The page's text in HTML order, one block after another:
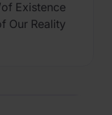
Existence
Our Reality